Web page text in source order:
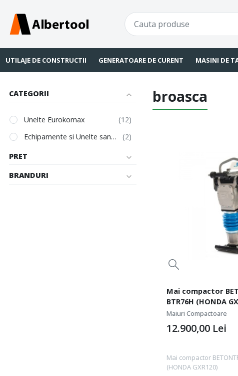
UTILAJE DE CONSTRUCTII GENERATOARE DE CURENT MASINI DE
CATEGORII
Unelte Eurokomax
Echipamente si Unelte santier
PRET
BRANDURI
broasca
Mai compactor
BTR76H (HONDA
Maiuri Compactoare
Mai compactor
(HONDA GXR120)
12.900,00 Lei